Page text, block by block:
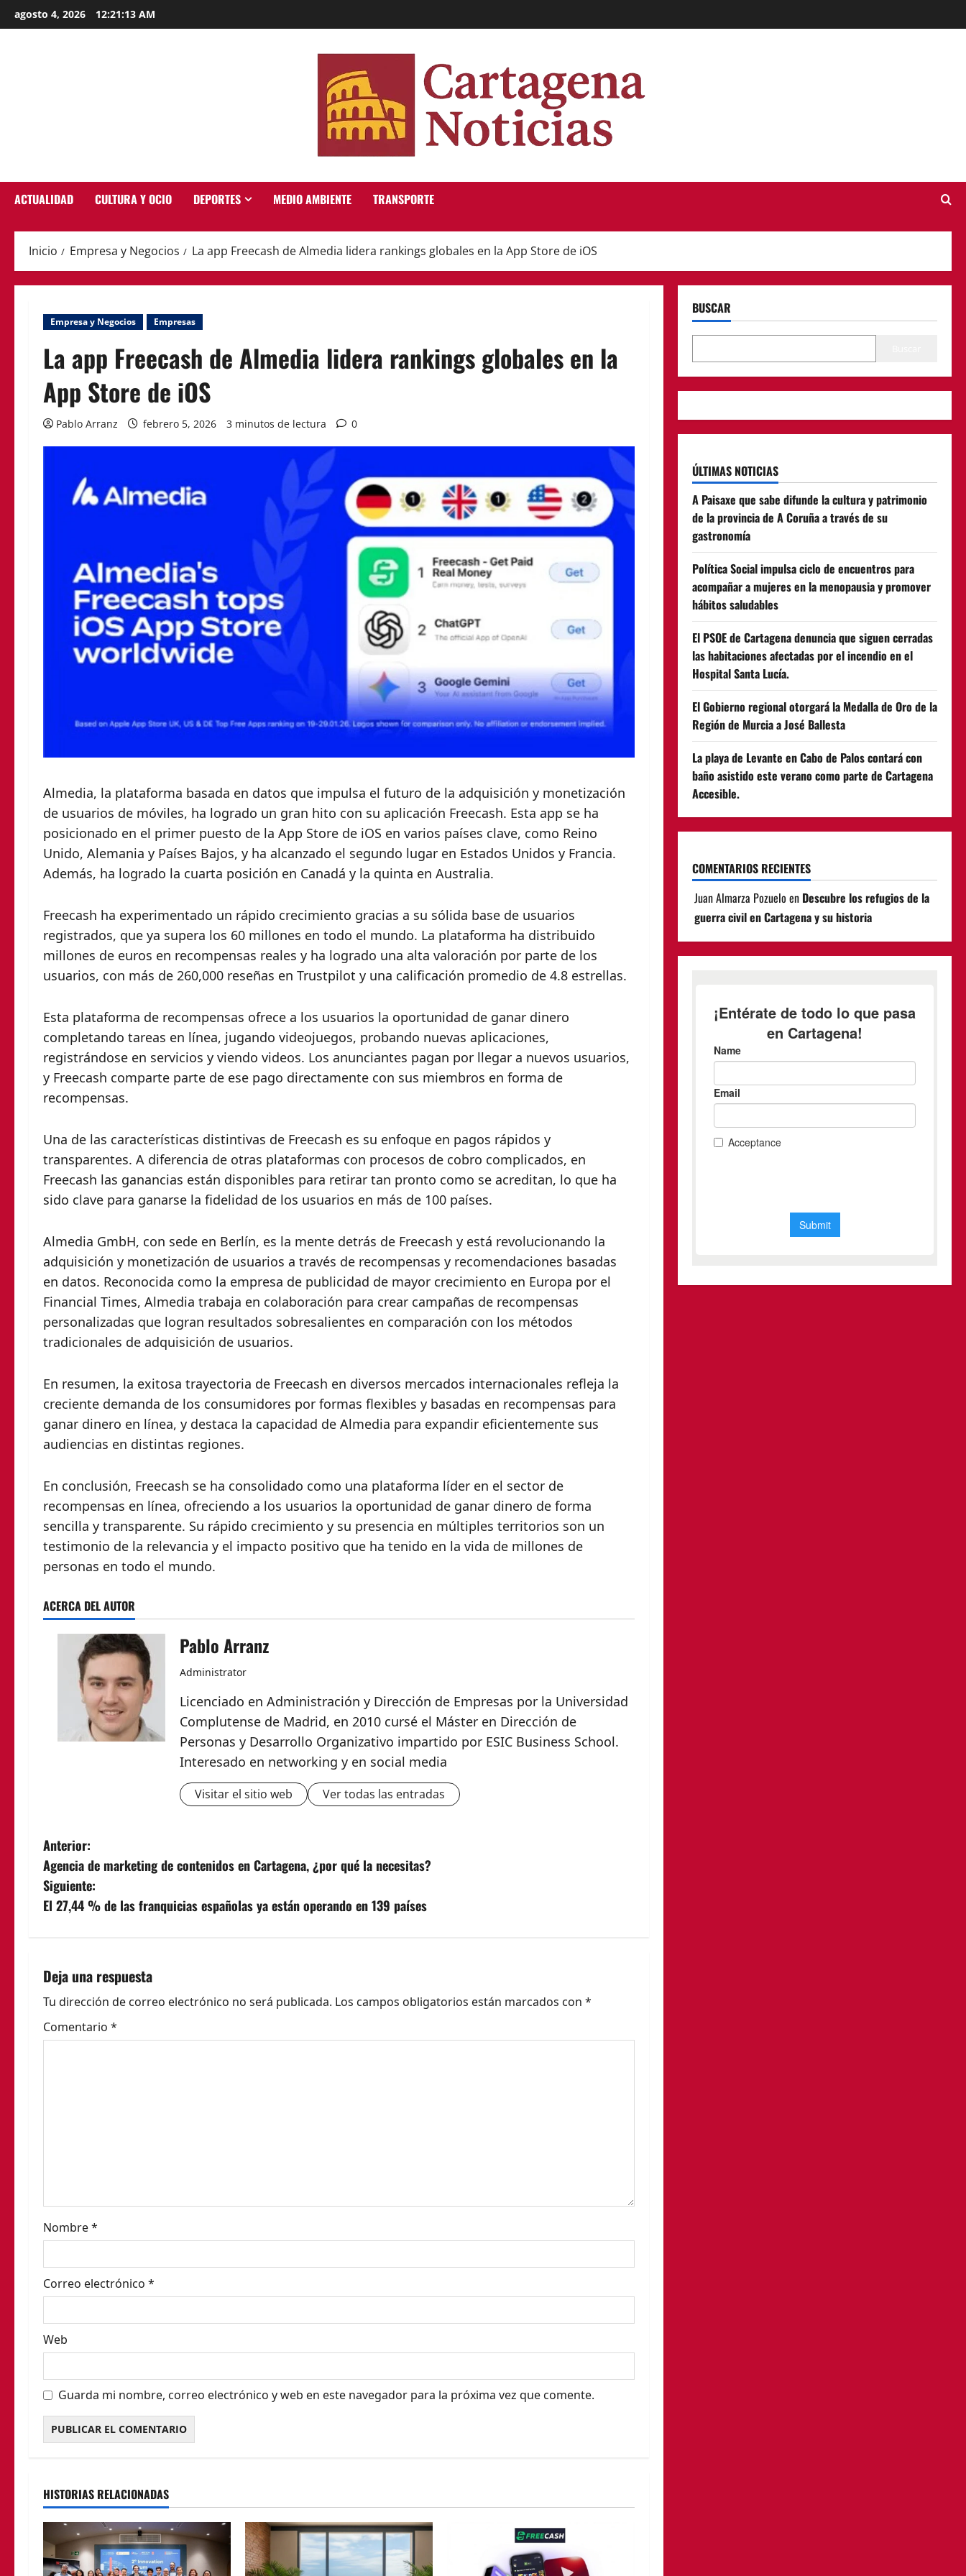
al
agosto 4, 2026 12:21:14 AM
ACTUALIDAD CULTURA Y OCIO DEPORTES MEDIO AMBIENTE TRANSPORTE
Inicio Empresa y Negocios La app Freecash de Almedia lidera rankings globales en la App Store de iOS
Empresa y Negocios Empresas
La app Freecash de Almedia lidera rankings globales en la
App Store de iOS
Pablo Arranz febrero 5, 2026 3 minutos de lectura 0
Almedia, la plataforma basada en datos que impulsa el futuro de la adquisición y monetización
de usuarios de móviles, ha logrado un gran hito con su aplicación Freecash. Esta app se ha
posicionado en el primer puesto de la App Store de iOS en varios países clave, como Reino
Unido, Alemania y Países Bajos, y ha alcanzado el segundo lugar en Estados Unidos y Francia.
Además, ha logrado la cuarta posición en Canadá y la quinta en Australia.
Freecash ha experimentado un rápido crecimiento gracias a su sólida base de usuarios
registrados, que ya supera los 60 millones en todo el mundo. La plataforma ha distribuido
millones de euros en recompensas reales y ha logrado una alta valoración por parte de los
usuarios, con más de 260,000 reseñas en Trustpilot y una calificación promedio de 4.8 estrellas.
Esta plataforma de recompensas ofrece a los usuarios la oportunidad de ganar dinero
completando tareas en línea, jugando videojuegos, probando nuevas aplicaciones,
registrándose en servicios y viendo videos. Los anunciantes pagan por llegar a nuevos usuarios,
y Freecash comparte parte de ese pago directamente con sus miembros en forma de
recompensas.
Una de las características distintivas de Freecash es su enfoque en pagos rápidos y
transparentes. A diferencia de otras plataformas con procesos de cobro complicados, en
Freecash las ganancias están disponibles para retirar tan pronto como se acreditan, lo que ha
sido clave para ganarse la fidelidad de los usuarios en más de 100 países.
Almedia GmbH, con sede en Berlín, es la mente detrás de Freecash y está revolucionando la
adquisición y monetización de usuarios a través de recompensas y recomendaciones basadas
en datos. Reconocida como la empresa de publicidad de mayor crecimiento en Europa por el
Financial Times, Almedia trabaja en colaboración para crear campañas de recompensas
personalizadas que logran resultados sobresalientes en comparación con los métodos
tradicionales de adquisición de usuarios.
En resumen, la exitosa trayectoria de Freecash en diversos mercados internacionales refleja la
creciente demanda de los consumidores por formas flexibles y basadas en recompensas para
ganar dinero en línea, y destaca la capacidad de Almedia para expandir eficientemente sus
audiencias en distintas regiones.
En conclusión, Freecash se ha consolidado como una plataforma líder en el sector de
recompensas en línea, ofreciendo a los usuarios la oportunidad de ganar dinero de forma
sencilla y transparente. Su rápido crecimiento y su presencia en múltiples territorios son un
testimonio de la relevancia y el impacto positivo que ha tenido en la vida de millones de
personas en todo el mundo.
ACERCA DEL AUTOR
Pablo Arranz
Administrator
Licenciado en Administración y Dirección de Empresas por la Universidad
Complutense de Madrid, en 2010 cursé el Máster en Dirección de
Personas y Desarrollo Organizativo impartido por ESIC Business School.
Interesado en networking y en social media
Visitar el sitio web Ver todas las entradas
N
a
v
g
a
c
e
n
t
r
a
d
a
s
Anterior:
Agencia de marketing de contenidos en Cartagena, ¿por qué la necesitas?
Siguiente:
El 27,44 % de las franquicias españolas ya están operando en 139 países
Deja una respuesta
Tu dirección de correo electrónico no será publicada. Los campos obligatorios están marcados con *
Comentario *
Nombre*
Correo electrónico *
Web
Guarda mi nombre, correo electrónico y web en este navegador para la próxima vez que comente.
HISTORIAS RELACIONADAS
BUSCAR
ÚLTIMAS NOTICIAS
A Paisaxe que sabe difunde la cultura y patrimonio
de la provincia de A Coruña a través de su
gastronomía
Política Social impulsa ciclo de encuentros para
acompañar a mujeres en la menopausia y promover
hábitos saludables
El PSOE de Cartagena denuncia que siguen cerradas
las habitaciones afectadas por el incendio en el
Hospital Santa Lucía.
El Gobierno regional otorgará la Medalla de Oro de la
Región de Murcia a José Ballesta
La playa de Levante en Cabo de Palos contará con
baño asistido este verano como parte de Cartagena
Accesible.
COMENTARIOS RECIENTES
Juan Almarza Pozuelo en Descubre los refugios de la
guerra civil en Cartagena y su historia